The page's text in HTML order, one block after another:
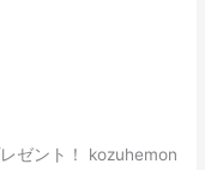
ゼント！ kozuhemon